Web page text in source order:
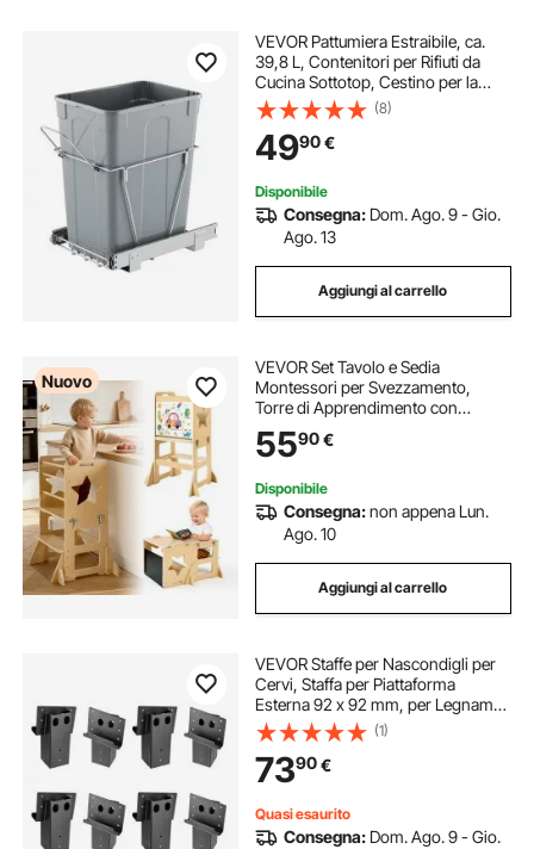
VEVOR Pattumiera Estraibile, ca.
39,8 L, Contenitori per Rifiuti da
Cucina Sottotop, Cestino per la
Raccolta Differenziata, con Sistema
Scorrevole, Estensione Completa e
Maniglia, Grigio
(8)
4990€
Disponibile
Consegna: Dom. Ago. 9 - Gio.
Ago. 13
Aggiungi al carrello
Nuovo
VEVOR Set Tavolo e Sedia
Montessori per Svezzamento,
Torre di Apprendimento con
Lavagna, Multifunzioni 4 in 1, in
Legno, per Bagno e Bancone
Bambini in Fase di Crescita
5590€
Disponibile
Consegna:non appena Lun.
Ago. 10
Aggiungi al carrello
VEVOR Staffe per Nascondigli per
Cervi, Staffa per Piattaforma
Esterna 92 x 92 mm, per Legname
88,9x88,9 mm, per Elevatore in
Acciaio, Capacità 1000 kg,
Nascondigli per Cervi, 8 Pezzi
(1)
7390€
Quasi esaurito
Consegna: Dom. Ago. 9 - Gio.